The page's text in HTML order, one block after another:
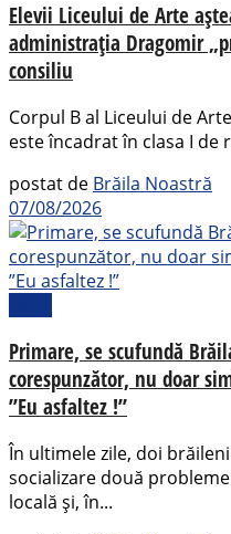
Elevii Liceului de Arte
administrația Dragomir
consiliu
Corpul B al Liceului de
este încadrat în clasa I de
postat de Brăila Noastră
07/08/2026
Primare, se scufundă
corespunzător, nu doar
”Eu asfaltez !”
În ultimele zile, doi
socializare două
locală și, în...